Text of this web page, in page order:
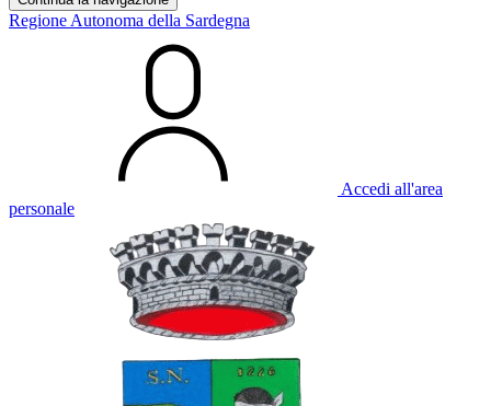
Regione Autonoma della Sardegna
Accedi all'area
personale